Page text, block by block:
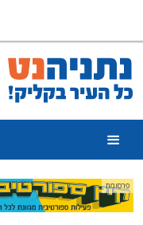
פרסומת